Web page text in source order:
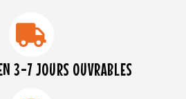
3-7 JOURS OUVRABLES